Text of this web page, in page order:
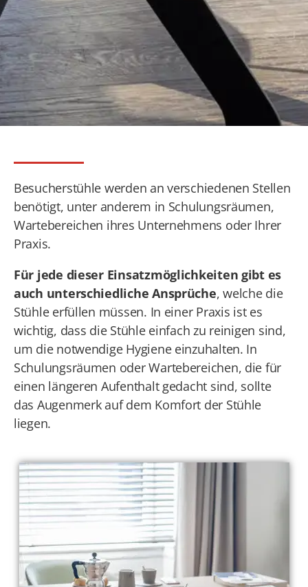
Besucherstühle werden an verschiedenen Stellen
benötigt, unter anderem in Schulungsräumen,
Wartebereichen ihres Unternehmens oder Ihrer
Praxis.
Für jede dieser Einsatzmöglichkeiten gibt es
auch unterschiedliche Ansprüche, welche die
Stühle erfüllen müssen. In einer Praxis ist es
wichtig, dass die Stühle einfach zu reinigen sind,
um die notwendige Hygiene einzuhalten. In
Schulungsräumen oder Wartebereichen, die für
einen längeren Aufenthalt gedacht sind, sollte
das Augenmerk auf dem Komfort der Stühle
liegen.